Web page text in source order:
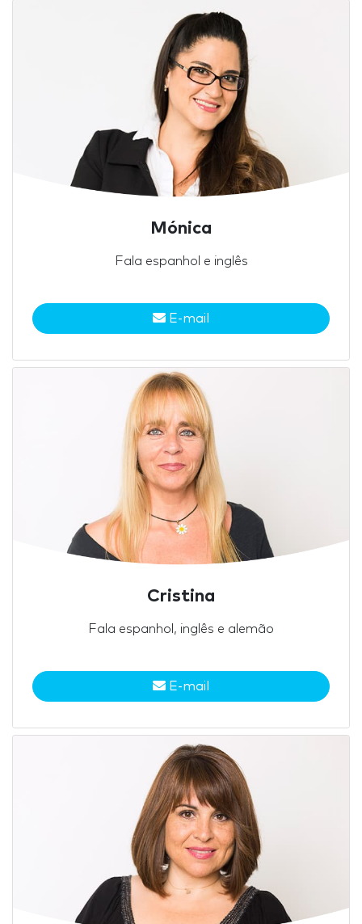
Mónica
Fala espanhol e inglês
E-mail
Cristina
Fala espanhol, inglês e alemão
E-mail